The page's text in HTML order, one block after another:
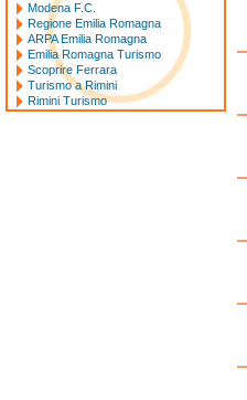
Modena F.C.
Regione Emilia Romagna
ARPA Emilia Romagna
Emilia Romagna Turismo
Scoprire Ferrara
Turismo a Rimini
Rimini Turismo